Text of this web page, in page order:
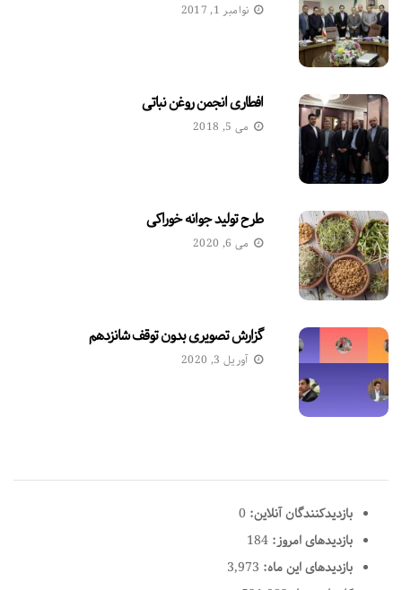
نوامبر 1, 2017
افطاری انجمن روغن نباتی
می 5, 2018
طرح تولید جوانه خوراکی
می 6, 2020
گزارش تصویری بدون توقف شانزدهم
آوریل 3, 2020
بازدیدکنندگان آنلاین: 0
بازدیدهای امروز: 184
بازدیدهای این ماه: 3,973